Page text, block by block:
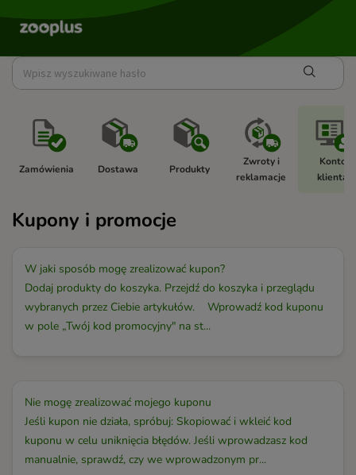
Zamówienia Dostawa Produkty
Zwroty i
reklamacje
Konto
klienta
Kupony i promocje
W jaki sposób mogę zrealizować kupon?
Dodaj produkty do koszyka. Przejdź do koszyka i przeglądu
wybranych przez Ciebie artykułów. Wprowadź kod kuponu
w pole „Twój kod promocyjny" na st...
Nie mogę zrealizować mojego kuponu
Jeśli kupon nie działa, spróbuj: Skopiować i wkleić kod
kuponu w celu uniknięcia błędów. Jeśli wprowadzasz kod
manualnie, sprawdź, czy we wprowadzonym pr...